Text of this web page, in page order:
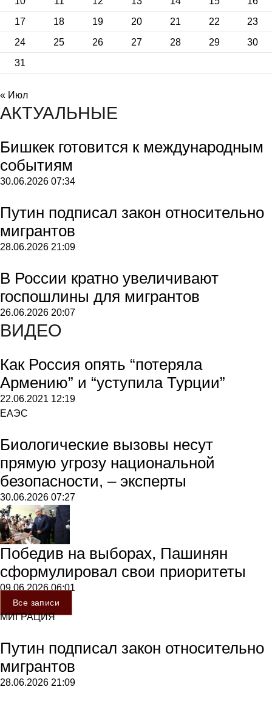
17
18 19 20 21 22
23
24
25 26 27 28 29
30
31
« Июл
АКТУАЛЬНЫЕ
Бишкек готовится к международным
событиям
30.06.2026 07:34
Путин подписал закон относительно
мигрантов
28.06.2026 21:09
В России кратно увеличивают
госпошлины для мигрантов
26.06.2026 20:07
ВИДЕО
Как Россия опять “потеряла
Армению” и “уступила Турции”
22.06.2021 12:19
ЕАЭС
Биологические вызовы несут
прямую угрозу национальной
безопасности, – эксперты
30.06.2026 07:27
Победив на выборах, Пашинян
сформулировал свои приоритеты
09.06.202606:01
Все записи
МИГРАЦИЯ
Путин подписал закон относительно
мигрантов
28.06.2026 21:09